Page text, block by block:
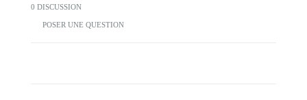
0 DISCUSSION
POSER UNE QUESTION